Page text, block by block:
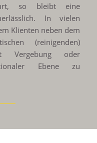
so bleibt eine
In vielen
Klienten neben dem
(reinigenden)
Vergebung oder
Ebene zu